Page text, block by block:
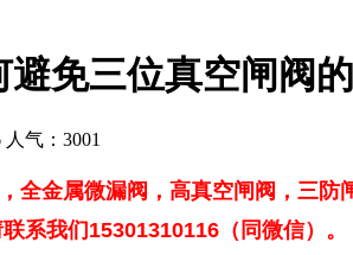
免三位真空闸阀
人气：3001
全金属微漏阀，高真空闸阀，三
系我们15301310116（同微信）。